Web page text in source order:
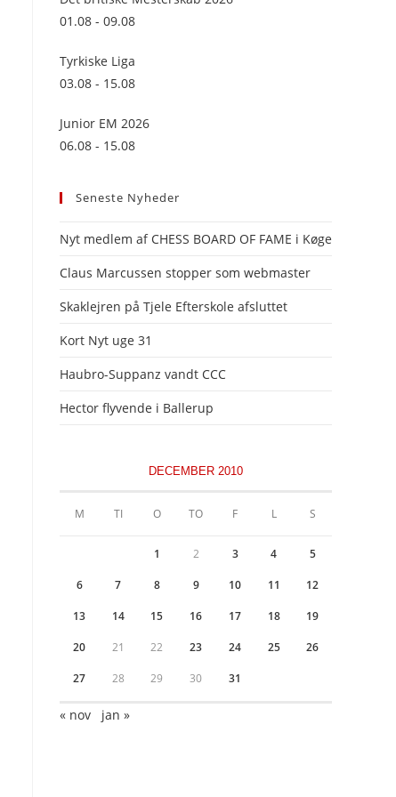
01.08 - 09.08
Tyrkiske Liga
03.08 - 15.08
Junior EM 2026
06.08 - 15.08
Seneste Nyheder
Nyt medlem af CHESS BOARD OF FAME i Køge
Claus Marcussen stopper som webmaster
Skaklejren på Tjele Efterskole afsluttet
Kort Nyt uge 31
Haubro-Suppanz vandt CCC
Hector flyvende i Ballerup
DECEMBER 2010
M TI O TO F L S
1 2 3 4 5
6 7 8 9 10 11 12
13 14 15 16 17 18 19
20 21 22 23 24 25 26
27 28 29 30 31
« nov jan »